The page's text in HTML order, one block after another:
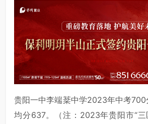
贵阳一中李端棻中学2023年中考700
均分637。（注：2023年贵阳市“三